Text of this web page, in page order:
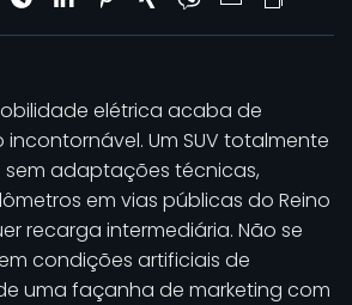
elétrica acaba de
Um SUV totalmente
sem adaptações técnicas,
em vias públicas do Reino
recarga intermediária. Não se
condições artificiais de
uma façanha de marketing com